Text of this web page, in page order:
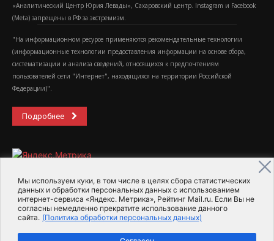
Мы используем куки, в том числе в целях сбора статистических
данных и обработки персональных данных с использованием
интернет-сервиса «Яндекс. Метрика», Рейтинг Mail.ru. Если Вы не
согласны немедленно прекратите использование данного
сайта. (Политика обработки персональных данных)
«Аналитический Центр Юрия Левады», Сахаровский центр. Instagram и Facebook
(Metа) запрещены в РФ за экстремизм.
"На информационном ресурсе применяются рекомендательные технологии
(информационные технологии предоставления информации на основе сбора,
систематизации и анализа сведений, относящихся к предпочтениям
пользователей сети "Интернет", находящихся на территории Российской
Федерации)".
Подробнее
2015-2026- Информационное агентство МедиаПоток
Для справки Об издании
Пользовательское соглашение